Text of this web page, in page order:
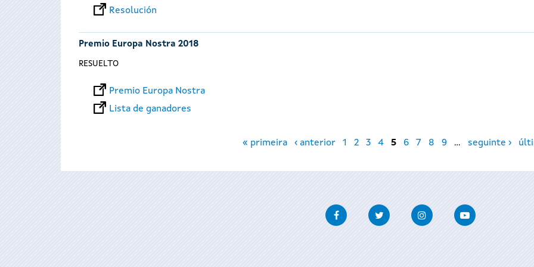
Resolución
Premio Europa Nostra 2018
RESUELTO
Premio Europa Nostra
Lista de ganadores
« primeira ‹ anterior 1 2 3 4 5 6 7 8 9 … seguinte ›
FacebookTwitter InstagramYoutube